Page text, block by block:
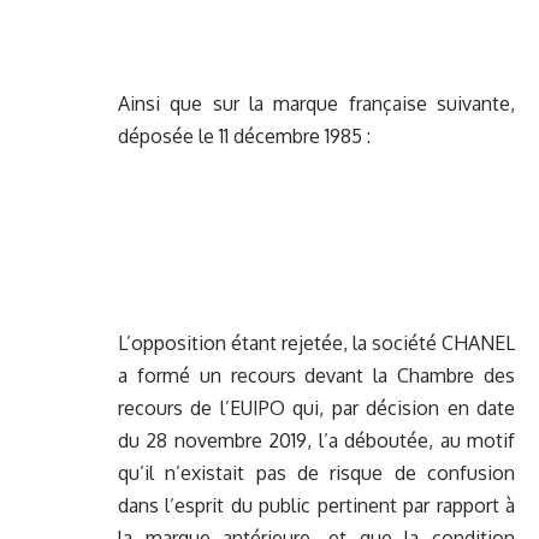
Ainsi que sur la marque française suivante,
déposée le 11 décembre 1985 :
L’opposition étant rejetée, la société CHANEL
a formé un recours devant la Chambre des
recours de l’EUIPO qui, par décision en date
du 28 novembre 2019, l’a déboutée, au motif
qu’il n’existait pas de risque de confusion
dans l’esprit du public pertinent par rapport à